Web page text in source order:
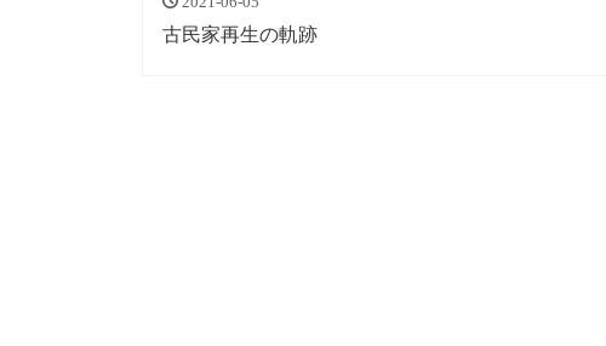
古民家再生の軌跡